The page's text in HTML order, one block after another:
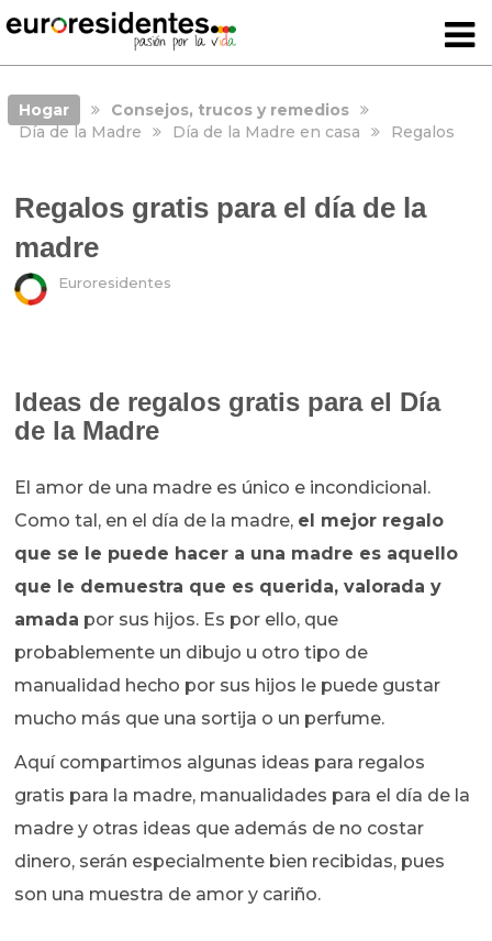
Hogar
Consejos, trucos y remedios
Día de la Madre
Día de la Madre en casa Regalos
Regalos gratis para el día de la
madre
Euroresidentes
Ideas de regalos gratis para el Día
de la Madre
El amor de una madre es único e incondicional.
Como tal, en el día de la madre, el mejor regalo
que se le puede hacer a una madre es aquello
que le demuestra que es querida, valorada y
amada por sus hijos. Es por ello, que
probablemente un dibujo u otro tipo de
manualidad hecho por sus hijos le puede gustar
mucho más que una sortija o un perfume.
Aquí compartimos algunas ideas para regalos
gratis para la madre, manualidades para el día de la
madre y otras ideas que además de no costar
dinero, serán especialmente bien recibidas, pues
son una muestra de amor y cariño.